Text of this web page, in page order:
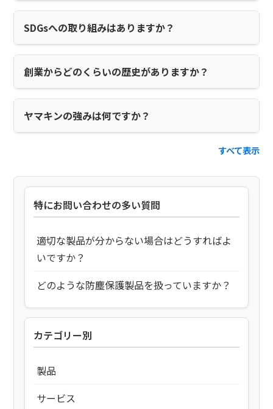
SDGsへの取り組みはありますか？
創業からどのくらいの歴史がありますか？
ヤマキンの強みは何ですか？
すべて表示
特にお問い合わせの多い質問
適切な製品が分からない場合はどうすればよ
いですか？
どのような防塵保護製品を扱っていますか？
カテゴリー別
製品
サービス